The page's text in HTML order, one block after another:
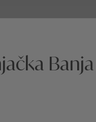
Banja